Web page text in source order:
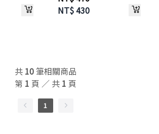
NT$430
共 10筆相關商品
第 1 頁 ／ 共 1 頁
1